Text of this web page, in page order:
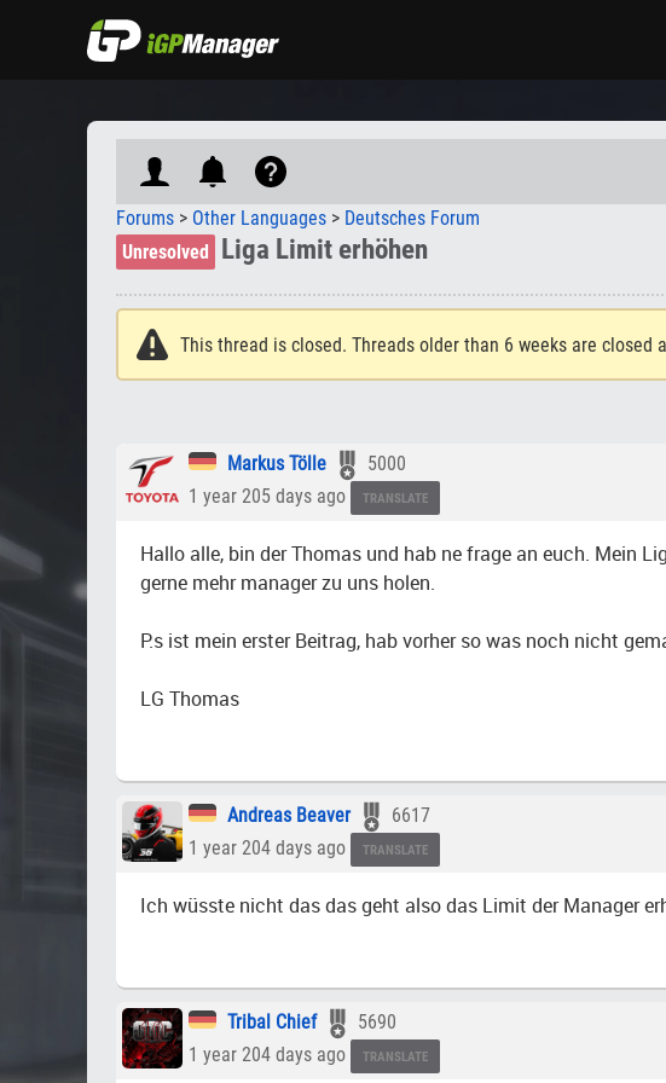
Forums > Other Languages > Deutsches Forum
Unresolved
Liga Limit erhöhen
This thread is closed. Threads older than 6 weeks are
Markus Tölle
5000
1 year 205 days ago
TRANSLATE
Hallo alle, bin der Thomas und hab ne frage an euch. Mein
gerne mehr manager zu uns holen.
P.s ist mein erster Beitrag, hab vorher so was noch nicht
LG Thomas
Andreas Beaver
6617
1 year 204 days ago
TRANSLATE
Ich wüsste nicht das das geht also das Limit der Manager
Tribal Chief
5690
1 year 204 days ago
TRANSLATE